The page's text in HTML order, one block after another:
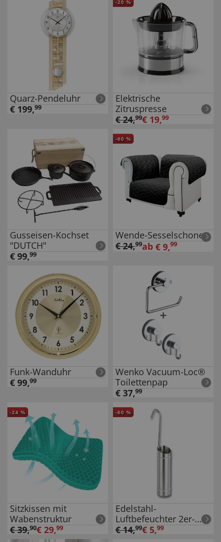
Quarz-Pendeluhr
€ 199,99
-20 %
Elektrische
Zitruspresse
€24,99€ 19,99
Gusseisen-Kochset
"DUTCH"
€ 99,99
-60 %
Wende-Sesselschoner
€24,99ab € 9,99
Funk-Wanduhr
€ 99,99
Wenko Vacuum-Loc®
Toilettenpap
€ 37,99
-24 %
Sitzkissen mit
Wabenstruktur
€39,90€ 29,99
-60 %
Edelstahl-
Luftbefeuchter 2er-
Pack
€14,99€ 5,99